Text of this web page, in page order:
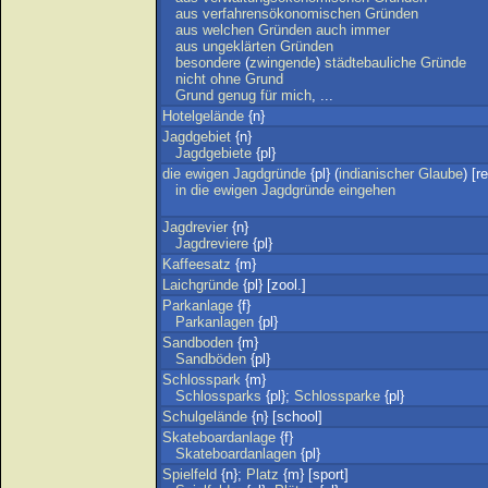
aus verfahrensökonomischen Gründen
aus welchen Gründen auch immer
aus ungeklärten Gründen
besondere (zwingende) städtebauliche Gründe
nicht ohne Grund
Grund genug für mich, ...
Hotelgelände {n}
Jagdgebiet {n}
Jagdgebiete {pl}
die ewigen Jagdgründe {pl} (indianischer Glaube)
in die ewigen Jagdgründe eingehen
Jagdrevier {n}
Jagdreviere {pl}
Kaffeesatz {m}
Laichgründe {pl} [zool.]
Parkanlage {f}
Parkanlagen {pl}
Sandboden {m}
Sandböden {pl}
Schlosspark {m}
Schlossparks {pl}; Schlossparke {pl}
Schulgelände {n} [school]
Skateboardanlage {f}
Skateboardanlagen {pl}
Spielfeld {n}; Platz {m} [sport]